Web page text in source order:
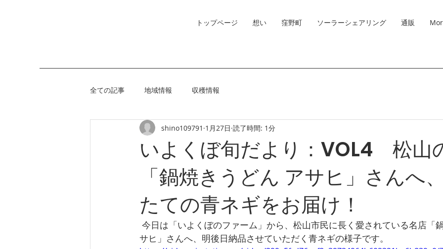
トップページ 想い 窪野町 ソーラーシェアリング 通販
全ての記事 地域情報 収穫情報
いよくぼ旬だより：VOL4 松山
「鍋焼きうどん アサヒ」さんへ
たての青ネギをお届け！
shino109791 1月27日 読了時間: 1分
サヒ」さんへ、明後日納品させていただく青ネギの様子です。